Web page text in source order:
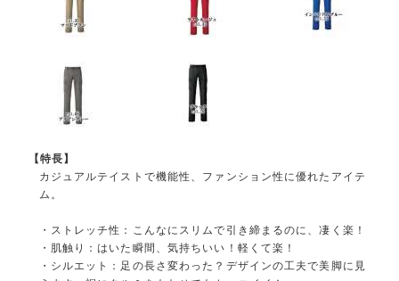
【特長】
カジュアルテイストで機能性、ファンション性に優れたアイテ
ム。
・ストレッチ性：こんなにスリムで引き締まるのに、凄く楽！
・肌触り：はいた瞬間、気持ちいい！軽くて楽！
・シルエット：足の長さ変わった？デザインの工夫で美脚に見